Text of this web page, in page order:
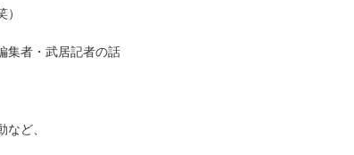
集者・武居記者の話
ど、